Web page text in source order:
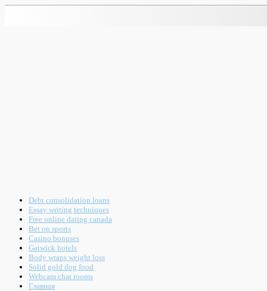
Debt consolidation loans
Essay writing techniques
Free online dating canada
Bet on sports
Casino bonuses
Gatwick hotels
Body wraps weight loss
Solid gold dog food
Webcam chat rooms
Главная